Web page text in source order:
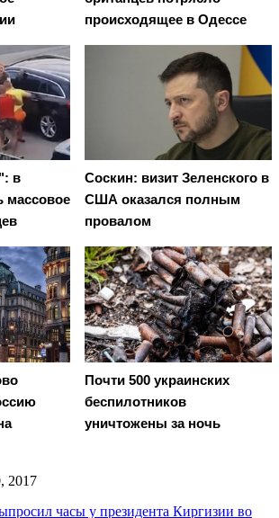
происходящее в Одессе
в
массовое
Соскин: визит Зеленского в
США оказался полным
провалом
Почти 500 украинских
беспилотников
уничтожены за ночь
2017
часы у президента Киргизии во